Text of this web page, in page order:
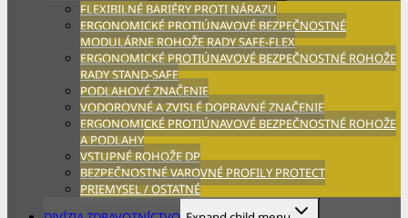
FLEXIBILNÉ BARIÉRY PROTI NÁRAZU
ERGONOMICKÉ PROTIÚNAVOVÉ BEZPEČNOSTNÉ
MODULÁRNE ROHOŽE RADY SAFE-FLEX
ERGONOMICKÉ PROTIÚNAVOVÉ BEZPEČNOSTNÉ ROHOŽE
RADY STAND-SAFE
PODLAHOVÉ ZNAČENIE
VODOROVNÉ A ZVISLÉ DOPRAVNÉ ZNAČENIE
ERGONOMICKÉ PROTIÚNAVOVÉ BEZPEČNOSTNÉ ROHOŽE
A PODLAHY
VSTUPNÉ ROHOŽE DP
BEZPEČNOSTNÉ VAROVNÉ PROFILY PROTECT
PRIEMYSEL / OSTATNÉ